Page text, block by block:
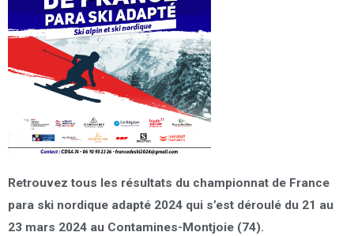
Retrouvez tous les résultats du championnat de France
para ski nordique adapté 2024 qui s’est déroulé du 21 au
23 mars 2024 au Contamines-Montjoie (74).